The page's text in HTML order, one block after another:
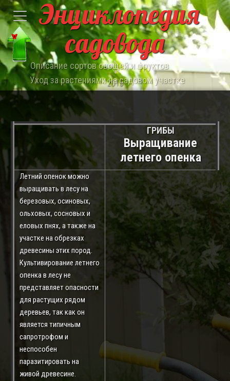
Энциклопедия
садовода
Описание сортов овощей и фруктов
Уход за растениями на садовом участке
2015
ГРИБЫ
Выращивание
летнего опенка
Летний опенок можно
выращивать в лесу на
березовых, осиновых,
ольховых, сосновых и
еловых пнях, а также на
участке на обрезках
древесины этих пород.
Культивирование летнего
опенка в лесу не
представляет опасности
для растущих рядом
деревьев, так как он
является типичным
сапротрофом и
неспособен
паразитировать на
живой древесине.